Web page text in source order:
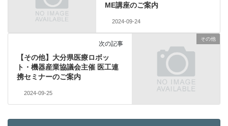
ME講座のご案内
2024-09-24
その他
次の記事
【その他】大分県医療ロボッ
ト・機器産業協議会主催 医工連
携セミナーのご案内
2024-09-25